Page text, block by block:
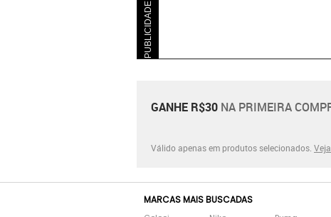
PUBLICIDADE
GANHE R$30 NA PRIMEIRA
Válido apenas em produtos selecionados.
MARCAS MAIS BUSCADAS